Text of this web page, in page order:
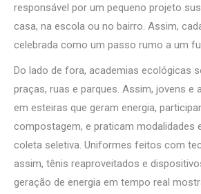
responsável por um pequeno projeto
casa, na escola ou no bairro. Assim,
celebrada como um passo rumo a um
Do lado de fora, academias ecológicas
praças, ruas e parques. Assim, jovens e
em esteiras que geram energia,
compostagem, e praticam modalidades
coleta seletiva. Uniformes feitos com
assim, tênis reaproveitados e
geração de energia em tempo real